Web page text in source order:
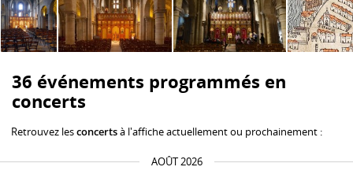
36 événements programmés en
concerts
Retrouvez lesconcertsà l'affiche actuellement ou prochainement :
AOÛT 2026